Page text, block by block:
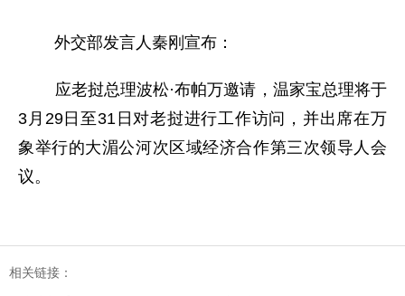
外交部发言人秦刚宣布：
应老挝总理波松·布帕万邀请，温家宝总理将于
3月29日至31日对老挝进行工作访问，并出席在万
象举行的大湄公河次区域经济合作第三次领导人会
议。
相关链接：